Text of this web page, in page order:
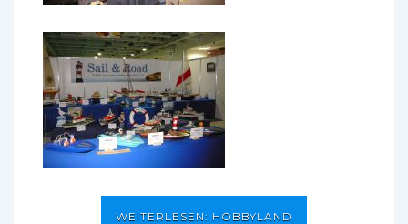
WEITERLESEN: HOBBYLAND